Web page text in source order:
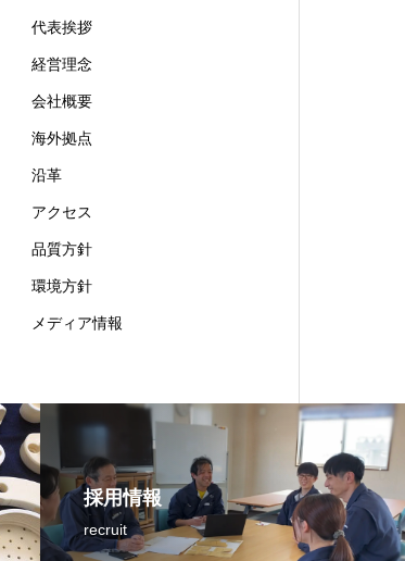
代表挨拶
経営理念
会社概要
海外拠点
沿革
アクセス
品質方針
環境方針
メディア情報
採用情報
recruit